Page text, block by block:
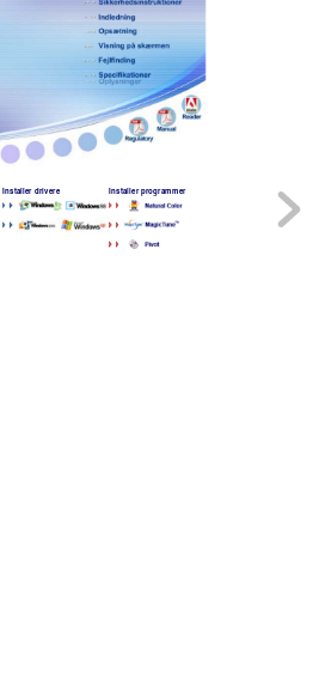
Installer drivere Installer programmer